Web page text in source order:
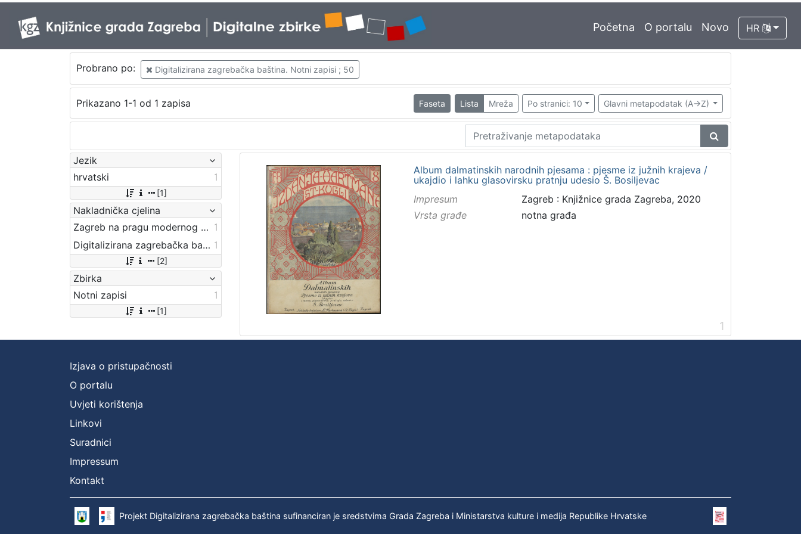
Početna O portalu Novo HR
Probrano po: Digitalizirana zagrebačka baština. Notni zapisi ; 50
Prikazano 1-1 od 1 zapisa Faseta Lista Mreža Po stranici: 10 Glavni metapodatak (A->Z)
Jezik
hrvatski
1
[1]
Nakladnička cjelina
Zagreb na pragu modernog doba 1
Digitalizirana zagrebačka baština 1
[2]
Zbirka
Notni zapisi
1
[1]
Album dalmatinskih narodnih pjesama : pjesme iz južnih krajeva /
ukajdio i lahku glasovirsku pratnju udesio Š. Bosiljevac
Impresum
Zagreb : Knjižnice grada Zagreba, 2020
Vrsta građe
notna građa
1
Izjava o pristupačnosti
O portalu
Uvjeti korištenja
Linkovi
Suradnici
Impressum
Kontakt
Projekt Digitalizirana zagrebačka baština sufinanciran je sredstvima Grada Zagreba i Ministarstva kulture i medija Republike Hrvatske